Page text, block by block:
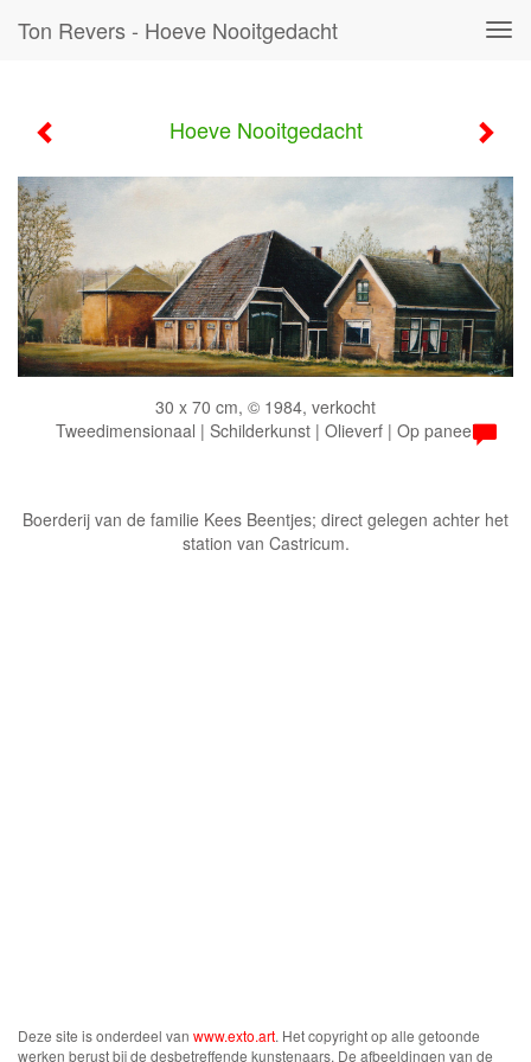
Ton Revers - Hoeve Nooitgedacht
Hoeve Nooitgedacht
30 x 70 cm, © 1984, verkocht
Tweedimensionaal | Schilderkunst | Olieverf | Op paneel
Boerderij van de familie Kees Beentjes; direct gelegen achter het
station van Castricum.
Deze site is onderdeel van www.exto.art. Het copyright op alle getoonde
werken berust bij de desbetreffende kunstenaars. De afbeeldingen van de